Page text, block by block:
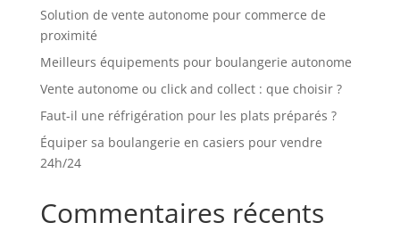
Solution de vente autonome pour commerce de
proximité
Meilleurs équipements pour boulangerie autonome
Vente autonome ou click and collect : que choisir ?
Faut-il une réfrigération pour les plats préparés ?
Équiper sa boulangerie en casiers pour vendre
24h/24
Commentaires récents